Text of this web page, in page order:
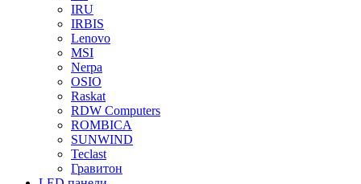
IRU
IRBIS
Lenovo
MSI
Nerpa
OSIO
Raskat
RDW Computers
ROMBICA
SUNWIND
Teclast
Гравитон